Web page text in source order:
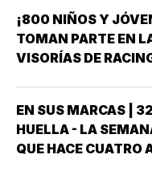
¡800 NIÑOS Y
TOMAN PARTE EN
VISORÍAS DE
EN SUS MARCAS |
HUELLA - LA
QUE HACE CUATRO